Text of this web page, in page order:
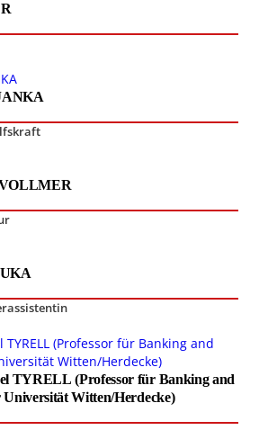
TYRELL (Professor für Banking and
Universität Witten/Herdecke)